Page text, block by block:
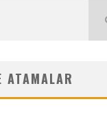
ATAMALAR